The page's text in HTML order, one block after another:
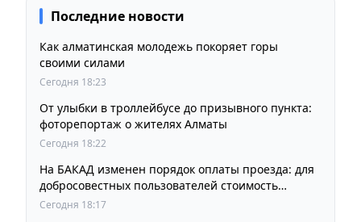
Последние новости
Как алматинская молодежь покоряет горы
своими силами
Сегодня 18:23
От улыбки в троллейбусе до призывного пункта:
фоторепортаж о жителях Алматы
Сегодня 18:22
На БАКАД изменен порядок оплаты проезда: для
добросовестных пользователей стоимость
остается прежней
Сегодня 18:17